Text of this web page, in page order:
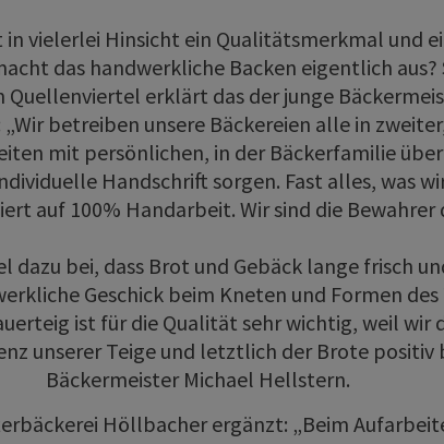
in vielerlei Hinsicht ein Qualitätsmerkmal und
das handwerkliche Backen eigentlich
erklärt das der junge
betreiben unsere Bäckereien alle in
mit persönlichen, in der Bäckerfamilie
Handschrift sorgen. Fast alles, was
auf 100% Handarbeit. Wir sind die Bewahrer
dazu bei, dass Brot und Gebäck lange frisch
Geschick beim Kneten und Formen
ist für die Qualität sehr wichtig, weil wir
unserer Teige und letztlich der Brote
Bäckermeister Michael Hellstern.
Höllbacher ergänzt: „Beim